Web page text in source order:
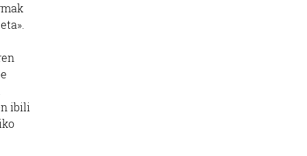
ibili